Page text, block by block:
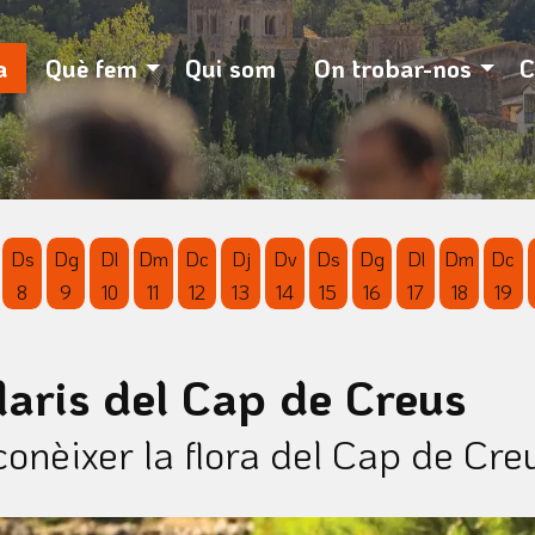
Què fem Qui som On trobar-nos
pausa per controlar-lo.
Ds
8
Dg
9
Dl
10
Dm
11
Dc
12
Dj
13
Dv
14
Ds
15
Dg
16
Dl
17
Dm
18
Dc
19
del Cap de Creus
la flora del Cap de